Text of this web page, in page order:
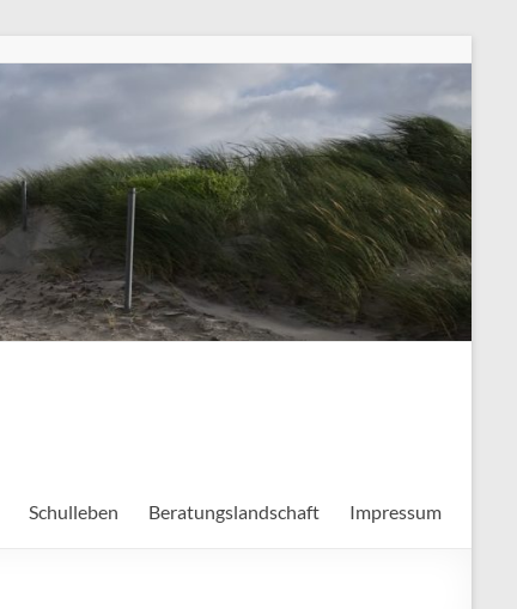
Schulleben Beratungslandschaft Impressum